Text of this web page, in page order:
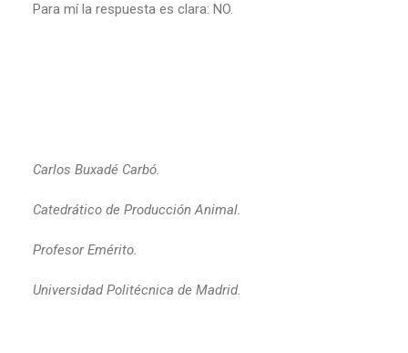
Para mí la respuesta es clara: NO.
Carlos Buxadé Carbó.
Catedrático de Producción Animal.
Profesor Emérito.
Universidad Politécnica de Madrid.